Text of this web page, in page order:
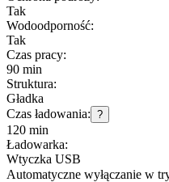
Tak
Wodoodporność:
Tak
Czas pracy:
90 min
Struktura:
Gładka
Czas ładowania: ?
120 min
Ładowarka:
Wtyczka USB
Automatyczne wyłączanie w